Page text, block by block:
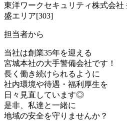
東洋ワークセキュリティ株式会
盛エリア[303]
担当者から
当社は創業35年を迎える
宮城本社の大手警備会社です！
長く働き続けられるように
社内環境や待遇・福利厚生を
日々見直しています◎
是非、私達と一緒に
地域の安全を守りませんか？